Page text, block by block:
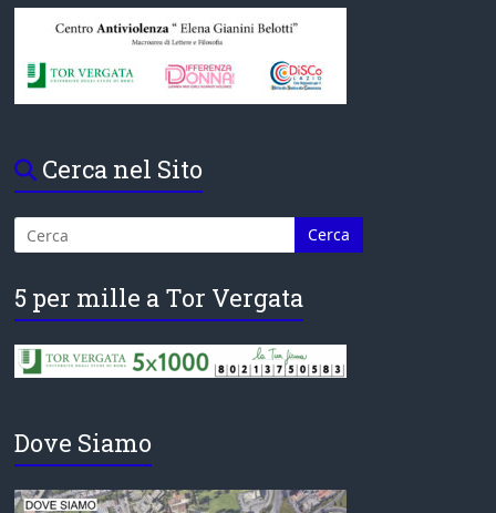
Cerca nel Sito
5 per mille a Tor Vergata
Dove Siamo